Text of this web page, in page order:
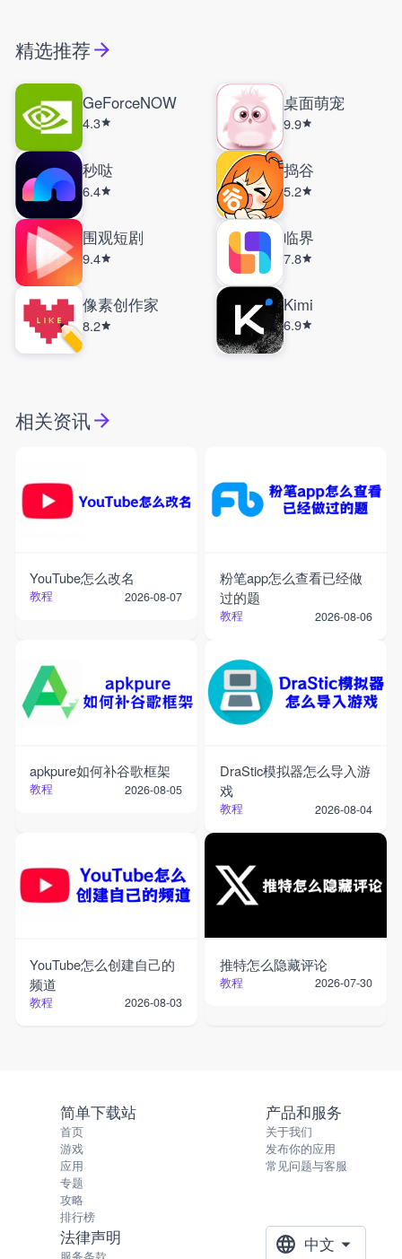
精选推荐
GeForceNOW
4.3
桌面萌宠
9.9
秒哒
6.4
捣谷
5.2
围观短剧
9.4
临界
7.8
像素创作家
8.2
Kimi
6.9
相关资讯
YouTube怎么改名
教程 2026-08-07
粉笔app怎么查看已经做
过的题
教程 2026-08-06
apkpure如何补谷歌框架
教程 2026-08-05
DraStic模拟器怎么导入游
戏
教程 2026-08-04
YouTube怎么创建自己的
频道
教程 2026-08-03
推特怎么隐藏评论
教程 2026-07-30
简单下载站
首页
游戏
应用
专题
攻略
排行榜
产品和服务
关于我们
发布你的应用
常见问题与客服
法律声明 中文